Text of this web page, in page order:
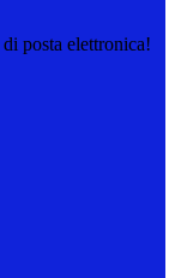
posta elettronica!